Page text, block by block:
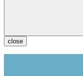
close